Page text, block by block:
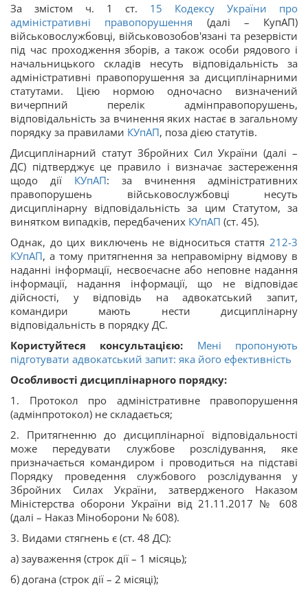
За змістом ч. 1 ст. 15 Кодексу України про
адміністративні правопорушення (далі – КупАП)
військовослужбовці, військовозобов'язані та резервісти
під час проходження зборів, а також особи рядового і
начальницького складів несуть відповідальність за
адміністративні правопорушення за дисциплінарними
статутами. Цією нормою одночасно визначений
вичерпний перелік адмінправопорушень,
відповідальність за вчинення яких настає в загальному
порядку за правилами КУпАП, поза дією статутів.
Дисциплінарний статут Збройних Сил України (далі –
ДС) підтверджує це правило і визначає застереження
щодо дії КУпАП: за вчинення адміністративних
правопорушень військовослужбовці несуть
дисциплінарну відповідальність за цим Статутом, за
винятком випадків, передбачених КУпАП (ст. 45).
Однак, до цих виключень не відноситься стаття 212-3
КУпАП, а тому притягнення за неправомірну відмову в
наданні інформації, несвоєчасне або неповне надання
інформації, надання інформації, що не відповідає
дійсності, у відповідь на адвокатський запит,
командири мають нести дисциплінарну
відповідальність в порядку ДС.
Користуйтеся консультацією: Мені пропонують
підготувати адвокатський запит: яка його ефективність
Особливості дисциплінарного порядку:
1. Протокол про адміністративне правопорушення
(адмінпротокол) не складається;
2. Притягненню до дисциплінарної відповідальності
може передувати службове розслідування, яке
призначається командиром і проводиться на підставі
Порядку проведення службового розслідування у
Збройних Силах України, затвердженого Наказом
Міністерства оборони України від 21.11.2017 № 608
(далі – Наказ Міноборони № 608).
3. Видами стягнень є (ст. 48 ДС):
а) зауваження (строк дії – 1 місяць);
б) догана (строк дії – 2 місяці);